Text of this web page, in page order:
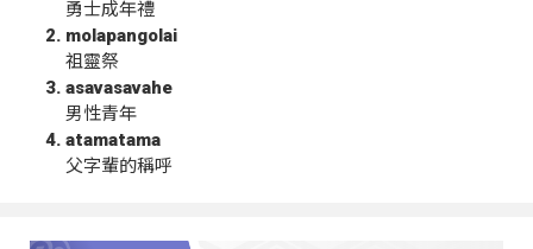
勇士成年禮
molapangolai
祖靈祭
asavasavahe
男性青年
atamatama
父字輩的稱呼